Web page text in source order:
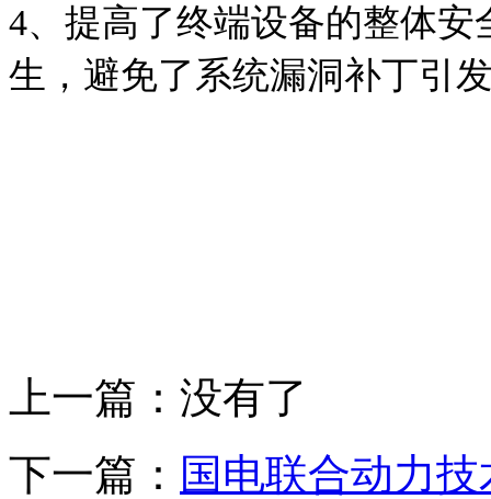
4、提高了终端设备的整体
生，避免了系统漏洞补丁引
上一篇：没有了
下一篇： 国电联合动力